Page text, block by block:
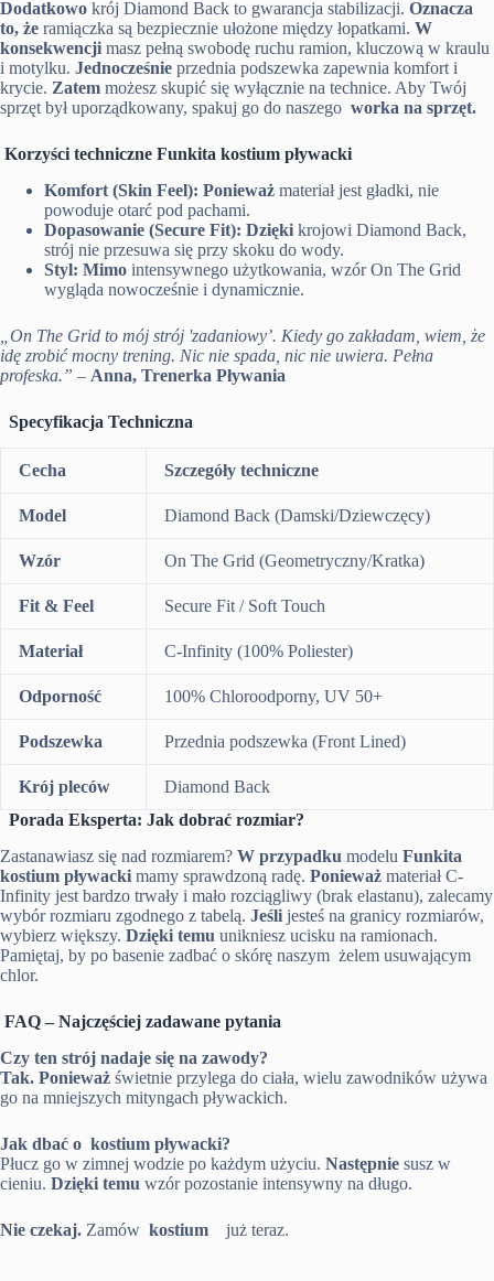
Dodatkowo krój Diamond Back to gwarancja stabilizacji. Oznacza
to, że ramiączka są bezpiecznie ułożone między łopatkami. W
konsekwencji masz pełną swobodę ruchu ramion, kluczową w kraulu
i motylku. Jednocześnie przednia podszewka zapewnia komfort i
krycie. Zatem możesz skupić się wyłącznie na technice. Aby Twój
sprzęt był uporządkowany, spakuj go do naszego worka na sprzęt.
Korzyści techniczne Funkita kostium pływacki
Komfort (Skin Feel): Ponieważ materiał jest gładki, nie
powoduje otarć pod pachami.
Dopasowanie (Secure Fit): Dzięki krojowi Diamond Back,
strój nie przesuwa się przy skoku do wody.
Styl: Mimo intensywnego użytkowania, wzór On The Grid
wygląda nowocześnie i dynamicznie.
„On The Grid to mój strój 'zadaniowy’. Kiedy go zakładam, wiem, że
idę zrobić mocny trening. Nic nie spada, nic nie uwiera. Pełna
profeska.” – Anna, Trenerka Pływania
Specyfikacja Techniczna
Cecha Szczegóły techniczne
Model Diamond Back (Damski/Dziewczęcy)
Wzór On The Grid (Geometryczny/Kratka)
Fit & Feel Secure Fit / Soft Touch
Materiał C-Infinity (100% Poliester)
Odporność 100% Chloroodporny, UV 50+
Podszewka Przednia podszewka (Front Lined)
Krój pleców
Diamond Back
Porada Eksperta: Jak dobrać rozmiar?
Zastanawiasz się nad rozmiarem? W przypadku modelu Funkita
kostium pływacki mamy sprawdzoną radę. Ponieważ materiał C-
Infinity jest bardzo trwały i mało rozciągliwy (brak elastanu), zalecamy
wybór rozmiaru zgodnego z tabelą. Jeśli jesteś na granicy rozmiarów,
wybierz większy. Dzięki temu unikniesz ucisku na ramionach.
Pamiętaj, by po basenie zadbać o skórę naszym żelem usuwającym
chlor.
FAQ – Najczęściej zadawane pytania
Czy ten strój nadaje się na zawody?
Tak. Ponieważ świetnie przylega do ciała, wielu zawodników używa
go na mniejszych mityngach pływackich.
Jak dbać o kostium pływacki?
Płucz go w zimnej wodzie po każdym użyciu. Następnie susz w
cieniu. Dzięki temu wzór pozostanie intensywny na długo.
Nie czekaj. Zamów kostium już teraz.